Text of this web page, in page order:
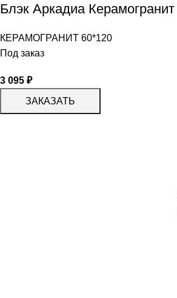
Блэк Аркадиа
КЕРАМОГРАНИТ 60*120
Под заказ
3 095 ₽
ЗАКАЗАТЬ